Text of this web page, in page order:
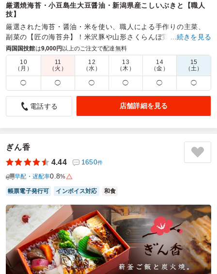
厳選焼海苔・小豆島生大豆醤油・新潟県産こしいぶきと【職人
技】
厳選された海苔・醤油・米を使い、職人による手作りの主菜、
副菜の【匠の海苔弁】！米沢豚や山形さくらんぼ鶏・黒毛和牛
カルビのお弁当はロケや会議・大切なお集まりにお薦めです。
商品数： 締切日時： 1日前15:00 価格帯：
648円～1,620円
配達時間：
9:00～17:00
しゃけが思った以上に大きかった
5.0
らっしゃいました。
皆様、お弁当の蓋を開けると、「しゃけが大きいね！」とい
う声が色々な場所から聞こえました。
もちろん、会参加者は完食していただけました。
ご利用シーン：懇親会›新年会
参加者の年齢：60代以上男女比：男性多め
東京都墨田区京島
2026/01/18
海苔弁ごっつ食べなはれの口コミをもっと見る
…続きを見る
両国国技館は9,000円 以上のご注文で配達無料
10
（月）
11
（火）
12
（水）
13
（木）
14
（金）
15
（土）
◯ ◯ ◯ ◯ ◯ ◯
電話する 店舗詳細を見る
ぎん香
4.44
1650件
早配・遅配率0.8%
帳票電子発行可 インボイス対応 和食